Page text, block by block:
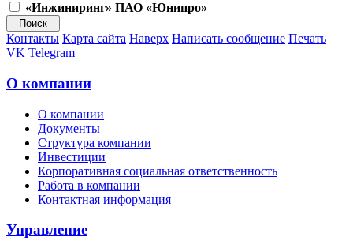
«Инжиниринг» ПАО «Юнипро»
Контакты Карта сайта Наверх Написать сообщение Печать
VK Telegram
О компании
О компании
Документы
Структура компании
Инвестиции
Корпоративная социальная ответственность
Работа в компании
Контактная информация
Управление